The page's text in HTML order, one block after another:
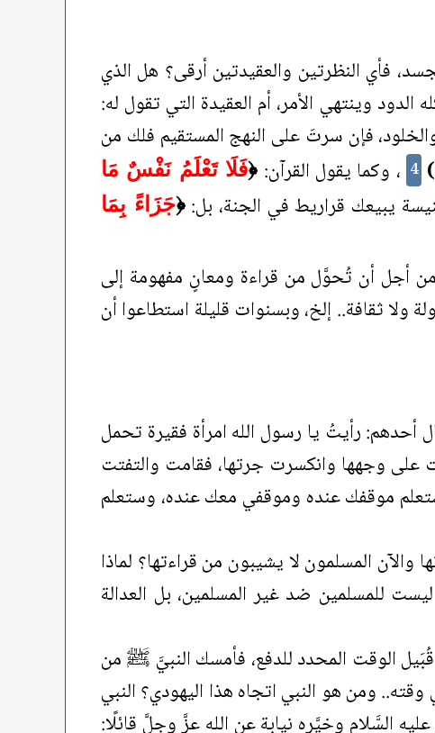
فأي النظرتين والعقيدتين أرقى؟ هل الذي
وينتهي الأمر، أم العقيدة التي تقول له:
فإن سرتَ على النهج المستقيم فلك من
4 ، وكما يقول القرآن: ﴿فَلَا تَعْلَمُ نَفْسٌ مَا
يبيعك قراريط في الجنة، بل:﴿جَزَاءً بِمَا
من أجل أن تُحوَّل من قراءة ومعانٍ مفهومة إلى
ولا ثقافة.. إلخ، وبسنوات قليلة استطاعوا أن
أحدهم: رأيتُ يا رسول الله امرأة فقيرة تحمل
على وجهها وانكسرت جرتها، فقامت والتفتت
ستعلم موقفك عنده وموقفي معك عنده، وستعلم
المسلمون لا يشيبون من قراءتها؟ لماذا
للمسلمين ضد غير المسلمين، بل العدالة
الوقت المحدد للدفع، فأمسك النبيَّ ﷺ من
ومن هو النبي اتجاه هذا اليهودي؟ النبي
السَّلام وخيَّره نيابة عن الله عزَّ وجلَّ قائلًا: